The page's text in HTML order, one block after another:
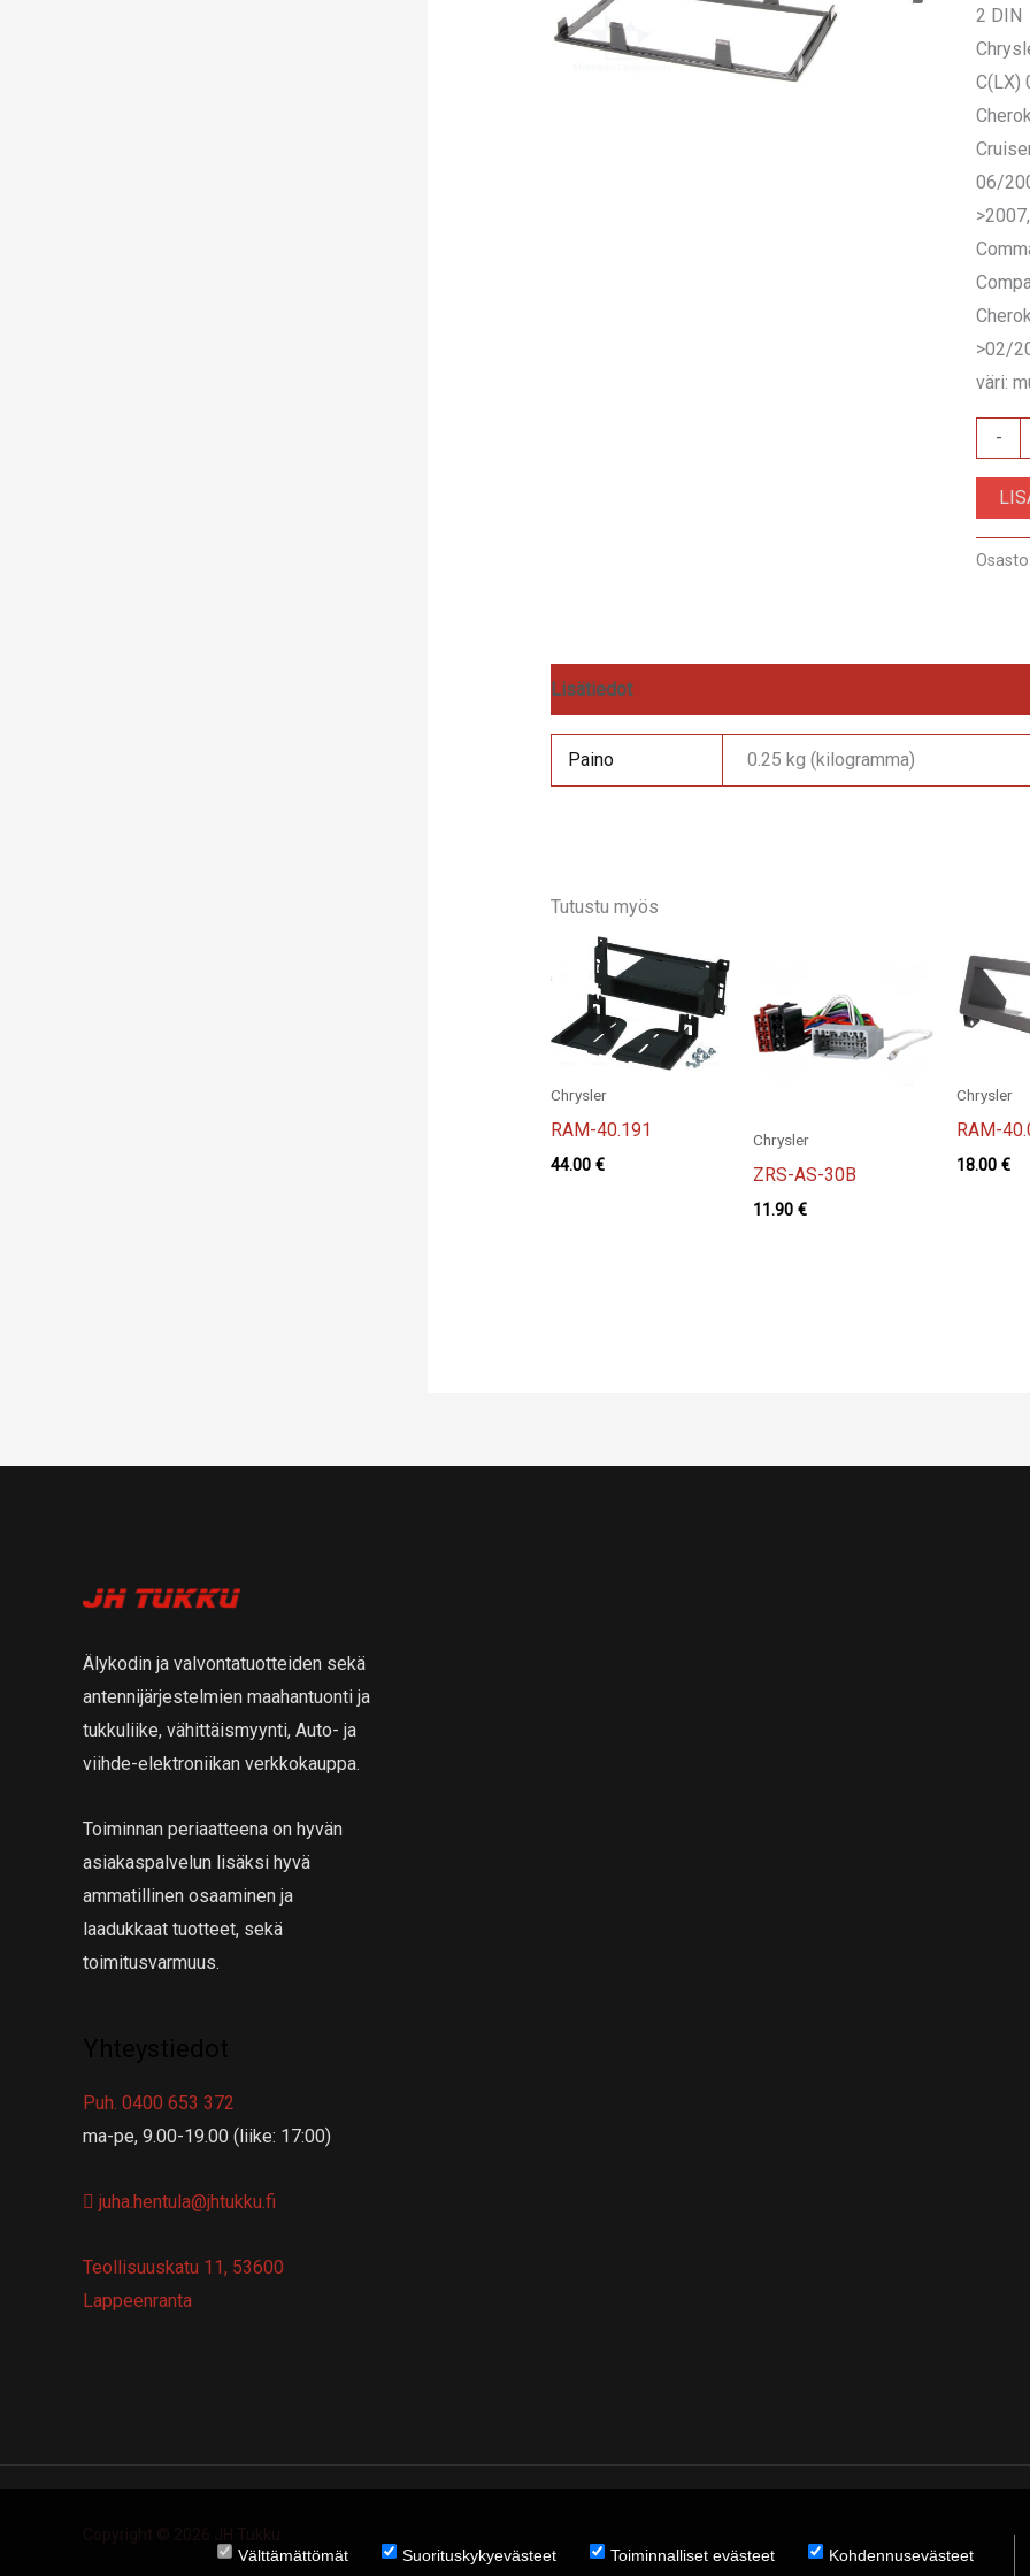
2 DIN
C(LX)
06/
>02/
väri:
-
RAM-
määrä
Lisätiedot
Paino 0.25 kg (kilogramma)
Tutustu myös
Chrysler
RAM-40.191
44.00 €
Chrysler
ZRS-AS-30B
11.90€
Chrysler
RAM-
18.00 €
Älykodin ja valvontatuotteiden sekä
antennijärjestelmien maahantuonti ja
tukkuliike, vähittäismyynti, Auto- ja
viihde-elektroniikan verkkokauppa.
Toiminnan periaatteena on hyvän
asiakaspalvelun lisäksi hyvä
ammatillinen osaaminen ja
laadukkaat tuotteet, sekä
toimitusvarmuus.
Puh. 0400 653 372
ma-pe, 9.00-19.00 (liike: 17:00)
juha.hentula@jhtukku.fi
Teollisuuskatu 11, 53600
Lappeenranta
Välttämättömät
Suorituskykyevästeet Toiminnalliset evästeet Kohdennusevästeet